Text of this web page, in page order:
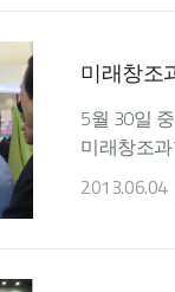
미래창조
5월 30일
미래창조
2013.06.04